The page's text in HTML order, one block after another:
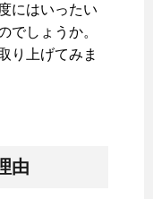
にはいったい
でしょうか。
り上げてみま
由